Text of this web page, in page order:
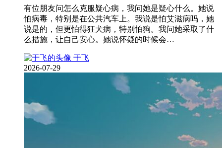
有位朋友问怎么克服疑心病，我问她是疑心什么。她说
怕病毒，特别是在公共汽车上。我说是怕艾滋病吗，她
说是的，但更怕得狂犬病，特别怕狗。我问她采取了什
么措施，让自己安心。她说怀疑的时候会…
于飞
2026-07-29